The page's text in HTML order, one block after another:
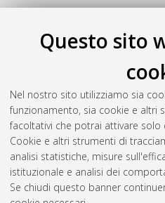
Questo sito
Nel nostro sito utilizziamo sia
funzionamento, sia cookie e altri
facoltativi che potrai attivare solo
Cookie e altri strumenti di
analisi statistiche, misure
istituzionale e analisi dei
Se chiudi questo banner
G
González Fernández, César
rendering options tell us about
the choice network analysis
Alma Mater Studiorum
ricerca inTraduzione,
Ciclo. DOI 10.48676/unibo/
Questa lista e' stata generata il